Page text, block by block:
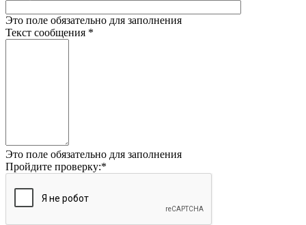
Это поле обязательно для заполнения
Текст сообщения *
Это поле обязательно для заполнения
Пройдите проверку:*